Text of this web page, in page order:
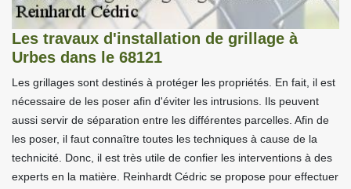
Les travaux d'installation de grillage à
Urbes dans le 68121
Les grillages sont destinés à protéger les propriétés. En fait, il est
nécessaire de les poser afin d'éviter les intrusions. Ils peuvent
aussi servir de séparation entre les différentes parcelles. Afin de
les poser, il faut connaître toutes les techniques à cause de la
technicité. Donc, il est très utile de confier les interventions à des
experts en la matière. Reinhardt Cédric se propose pour effectuer